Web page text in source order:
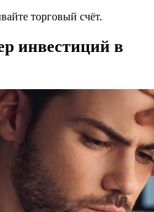
торговый счёт.
инвестиций в